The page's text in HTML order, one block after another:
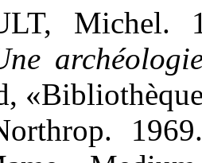
Michel.